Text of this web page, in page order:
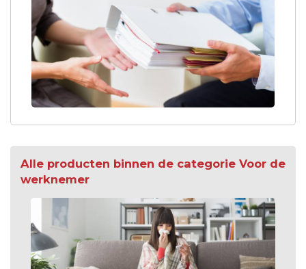
Alle producten binnen de categorie Voor de
werknemer